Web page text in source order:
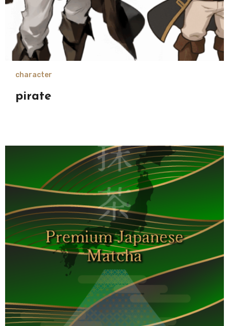
character
pirate